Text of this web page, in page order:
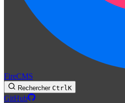
FireCMS
Rechercher CtrlK
GitHub